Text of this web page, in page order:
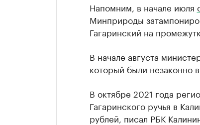
Напомним, в начале июля
Минприроды
Гагаринский на
В начале августа
который были незаконно
В октябре 2021 года
Гагаринского ручья в
рублей, писал РБК